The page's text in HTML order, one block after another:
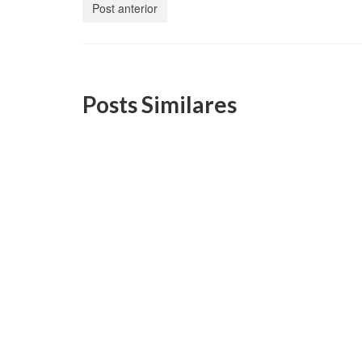
Post anterior
Posts Similares